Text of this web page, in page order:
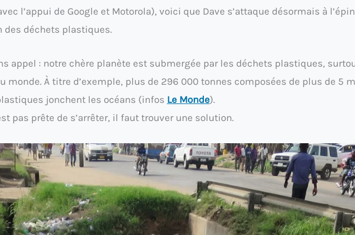
l’appui de Google et Motorola), voici que Dave s’attaque désormais à
des déchets plastiques.
appel : notre chère planète est submergée par les déchets plastiques,
monde. À titre d’exemple, plus de 296 000 tonnes composées de plus de 5
jonchent les océans (infos Le Monde).
pas prête de s’arrêter, il faut trouver une solution.